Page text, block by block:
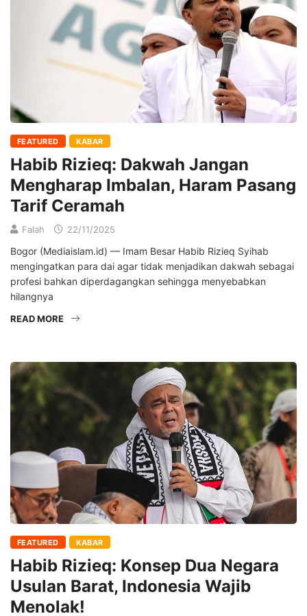
FEATURED KABAR
Habib Rizieq: Dakwah Jangan
Mengharap Imbalan, Haram Pasang
Tarif Ceramah
Falah 22/11/2025
Bogor (Mediaislam.id) — Imam Besar Habib Rizieq Syihab
mengingatkan para dai agar tidak menjadikan dakwah sebagai
profesi bahkan diperdagangkan sehingga menyebabkan
hilangnya
READ MORE
FEATURED KABAR
Habib Rizieq: Konsep Dua Negara
Usulan Barat, Indonesia Wajib
Menolak!